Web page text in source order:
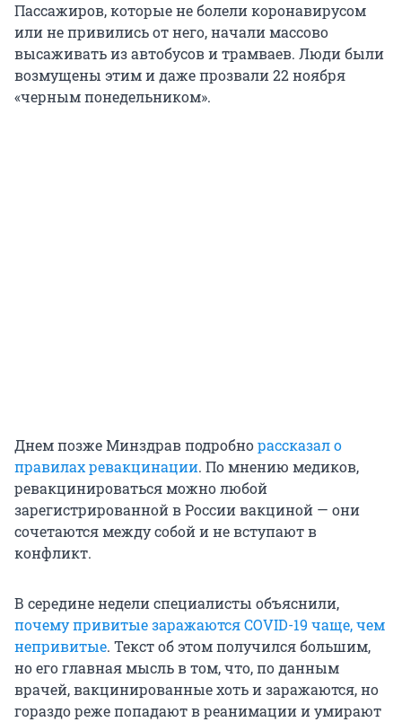
Пассажиров, которые не болели коронавирусом
или не привились от него, начали массово
высаживать из автобусов и трамваев. Люди были
возмущены этим и даже прозвали 22 ноября
«черным понедельником».
Днем позже Минздрав подробнорассказал о
правилах ревакцинации. По мнению медиков,
ревакцинироваться можно любой
зарегистрированной в России вакциной — они
сочетаются между собой и не вступают в
конфликт.
В середине недели специалисты объяснили,
почему привитые заражаются COVID-19 чаще, чем
непривитые. Текст об этом получился большим,
но его главная мысль в том, что, по данным
врачей, вакцинированные хоть и заражаются, но
гораздо реже попадают в реанимации и умирают